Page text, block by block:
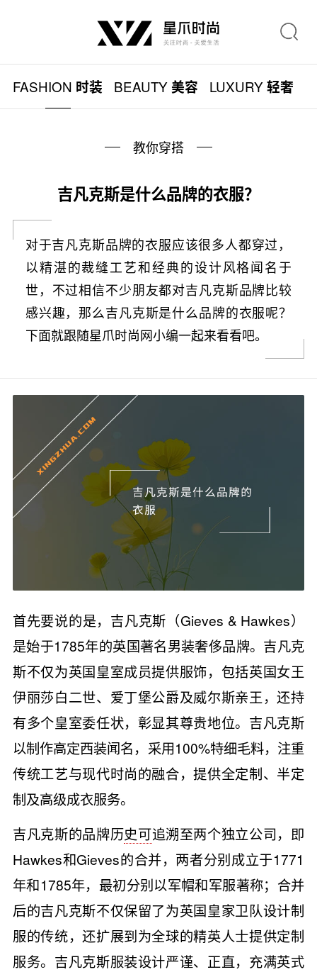
FASHION 时装 BEAUTY美容 LUXURY轻奢
教你穿搭
吉凡克斯是什么品牌的衣服？
对于吉凡克斯品牌的衣服应该很多人都穿过，
以精湛的裁缝工艺和经典的设计风格闻名于
世，不过相信不少朋友都对吉凡克斯品牌比较
感兴趣，那么吉凡克斯是什么品牌的衣服呢？
下面就跟随星爪时尚网小编一起来看看吧。
首先要说的是，吉凡克斯（Gieves & Hawkes）
是始于1785年的英国著名男装奢侈品牌。吉凡克
斯不仅为英国皇室成员提供服饰，包括英国女王
伊丽莎白二世、爱丁堡公爵及威尔斯亲王，还持
有多个皇室委任状，彰显其尊贵地位。吉凡克斯
以制作高定西装闻名，采用100%特细毛料，注重
传统工艺与现代时尚的融合，提供全定制、半定
制及高级成衣服务。
吉凡克斯的品牌历史可追溯至两个独立公司，即
Hawkes和Gieves的合并，两者分别成立于1771
年和1785年，最初分别以军帽和军服著称；合并
后的吉凡克斯不仅保留了为英国皇家卫队设计制
服的传统，还扩展到为全球的精英人士提供定制
服务。吉凡克斯服装设计严谨、正直，充满英式